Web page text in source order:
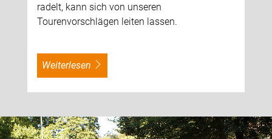
radelt, kann sich von unseren
Tourenvorschlägen leiten lassen.
weiterlesen